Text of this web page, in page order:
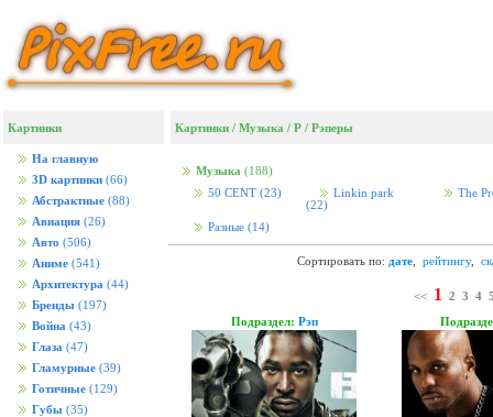
Картинки
На главную
3D картинки (66)
Абстрактные (88)
Авиация (26)
Авто (506)
Аниме (541)
Архитектура (44)
Бренды (197)
Война (43)
Глаза (47)
Гламурные (39)
Готичные (129)
Губы (35)
Картинки / Музыка / Р / Рэперы
Музыка (188)
50 CENT (23)
Linkin park
(22)
The
Разные (14)
Сортировать по: дате рейтингу,
<< 1 2 3 4
Подраздел: Рэп